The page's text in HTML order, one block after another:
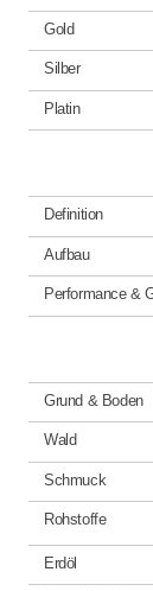
Gold
Silber
Platin
Definition
Aufbau
Performance &
Grund & Boden
Wald
Schmuck
Rohstoffe
Erdöl